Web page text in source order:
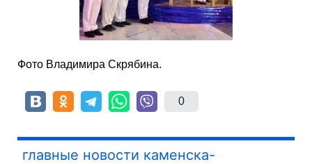
Фото Владимира Скрябина.
0
главные новости каменска-